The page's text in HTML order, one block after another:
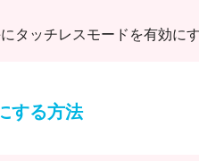
ッチレスモードを有効に
する方法